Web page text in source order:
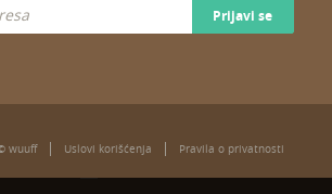
Prijavi se
wuuff Uslovi korišćenja Pravila o privatnosti